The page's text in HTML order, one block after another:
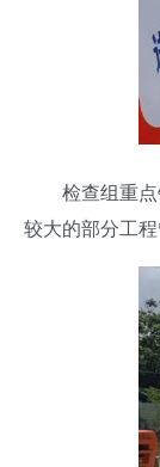
检查组重点针
较大的部分工